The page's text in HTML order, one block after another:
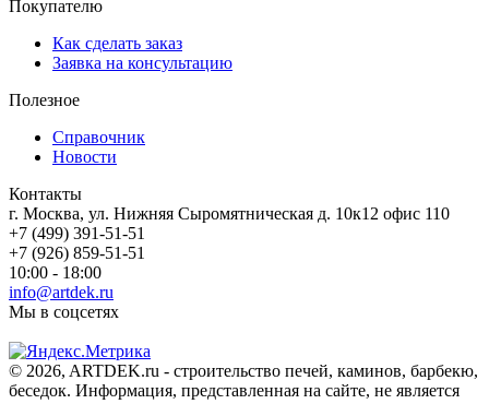
Покупателю
Как сделать заказ
Заявка на консультацию
Полезное
Справочник
Новости
Контакты
г. Москва, ул. Нижняя Сыромятническая д. 10к12 офис 110
+7 (499) 391-51-51
+7 (926) 859-51-51
10:00 - 18:00
info@artdek.ru
Мы в соцсетях
© 2026, ARTDEK.ru - строительство печей, каминов, барбекю,
беседок. Информация, представленная на сайте, не является